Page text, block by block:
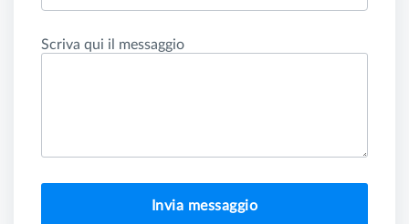
Scriva qui il messaggio
Invia messaggio